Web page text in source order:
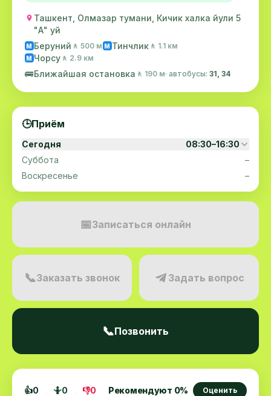
Ташкент, Олмазар тумани, Кичик халка йули 5
"А" уй
M Беруний 🚶 500 м M Тинчлик 🚶 1.1 км
M Чорсу 🚶 2.9 км
🚌Ближайшая остановка 🚶 190 м· автобусы: 31, 34
👍0 🤷0 👎0 Рекомендуют 0% Оценить
🕒Приём
Сегодня
08:30–16:30
Суббота
–
Воскресенье
–
📅Записаться онлайн
📞Заказать звонок Задать вопрос
📞Позвонить